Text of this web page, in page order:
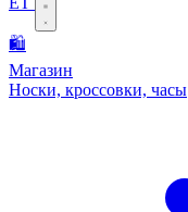
🛍️
Магазин
Носки, кроссовки, часы